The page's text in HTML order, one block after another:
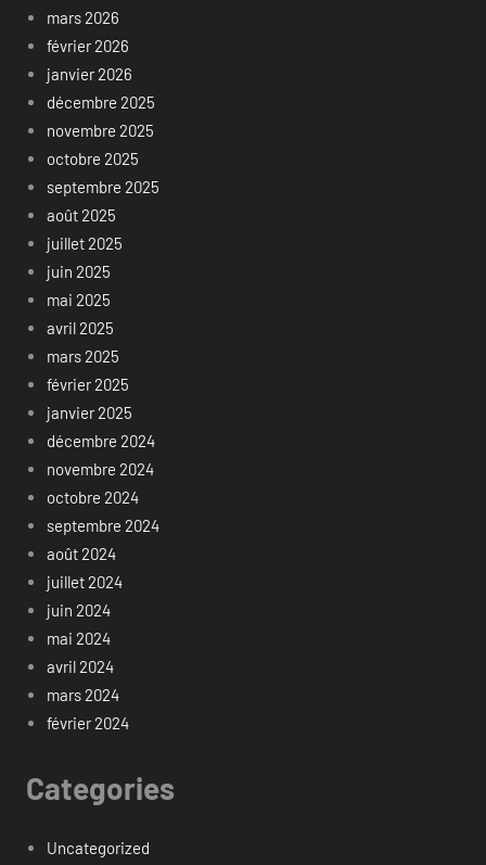
mars 2026
février 2026
janvier 2026
décembre 2025
novembre 2025
octobre 2025
septembre 2025
août 2025
juillet 2025
juin 2025
mai 2025
avril 2025
mars 2025
février 2025
janvier 2025
décembre 2024
novembre 2024
octobre 2024
septembre 2024
août 2024
juillet 2024
juin 2024
mai 2024
avril 2024
mars 2024
février 2024
Categories
Uncategorized